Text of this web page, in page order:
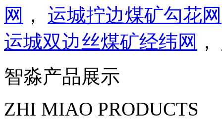
网 ， 运城拧边煤矿勾花网
运城双边丝煤矿经纬网 ，
智淼产品展示
ZHI MIAO PRODUCTS